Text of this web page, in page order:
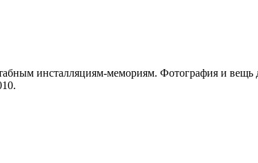
инсталляциям-мемориям. Фотография и вещь